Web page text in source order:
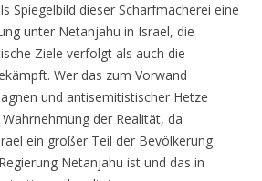
Spiegelbild dieser Scharfmacherei eine
unter Netanjahu in Israel, die
Ziele verfolgt als auch die
Wer das zum Vorwand
und antisemitistischer Hetze
der Realität, da
ein großer Teil der Bevölkerung
Netanjahu ist und das in